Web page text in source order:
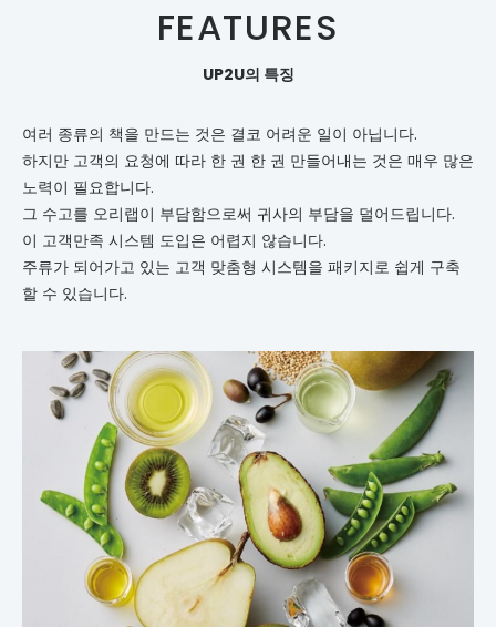
FEATURES
UP2U의 특징
여러 종류의 책을 만드는 것은 결코 어려운 일이 아닙니다.
하지만 고객의 요청에 따라 한 권 한 권 만들어내는 것은 매우 많은
노력이 필요합니다.
그 수고를 오리랩이 부담함으로써 귀사의 부담을 덜어드립니다.
이 고객만족 시스템 도입은 어렵지 않습니다.
주류가 되어가고 있는 고객 맞춤형 시스템을 패키지로 쉽게 구축
할 수 있습니다.